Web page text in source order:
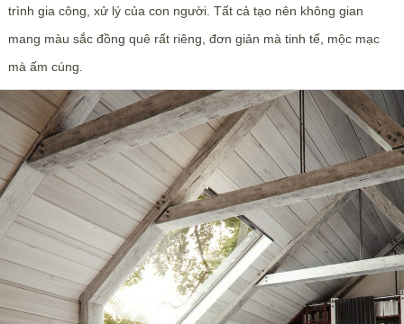
trình gia công, xử lý của con người. Tất cả tạo nên không gian
mang màu sắc đồng quê rất riêng, đơn giản mà tinh tế, mộc mạc
mà ấm cúng.